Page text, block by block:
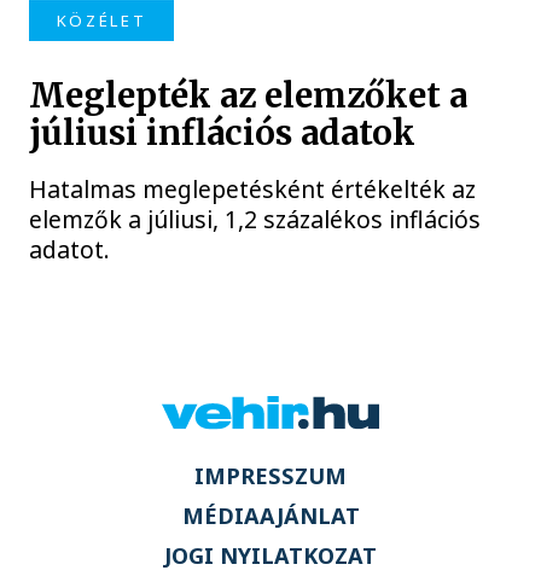
KÖZÉLET
Meglepték az elemzőket a
júliusi inflációs adatok
Hatalmas meglepetésként értékelték az
elemzők a júliusi, 1,2 százalékos inflációs
adatot.
IMPRESSZUM
MÉDIAAJÁNLAT
JOGI NYILATKOZAT